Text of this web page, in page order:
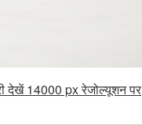
देखें 14000 px रेजोल्यूशन पर